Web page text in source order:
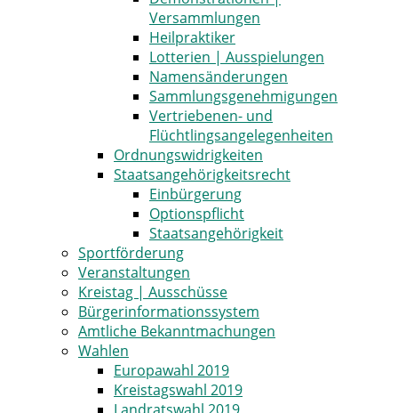
Versammlungen
Heilpraktiker
Lotterien | Ausspielungen
Namensänderungen
Sammlungsgenehmigungen
Vertriebenen- und
Flüchtlingsangelegenheiten
Ordnungswidrigkeiten
Staatsangehörigkeitsrecht
Einbürgerung
Optionspflicht
Staatsangehörigkeit
Sportförderung
Veranstaltungen
Kreistag | Ausschüsse
Bürgerinformationssystem
Amtliche Bekanntmachungen
Wahlen
Europawahl 2019
Kreistagswahl 2019